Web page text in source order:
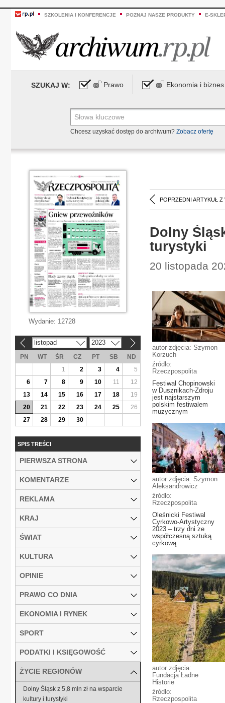
SZKOLENIA I KONFERENCJE POZNAJ NASZE PRODUKTY E-
SZUKAJ W: Prawo Ekonomia i biznes
Chcesz uzyskać dostęp do archiwum? Zobacz ofertę
POPRZEDNI ARTYKUŁ Z
Dolny
turystyki
20 listopada
autor zdjęcia: Szymon
Korzuch
źródło:
Rzeczpospolita
Festiwal Chopinowski
w Dusznikach-Zdroju
jest najstarszym
polskim festiwalem
muzycznym
autor zdjęcia: Szymon
Aleksandrowicz
źródło:
Rzeczpospolita
Oleśnicki Festiwal
Cyrkowo-Artystyczny
2023 – trzy dni ze
współczesną sztuką
cyrkową
autor zdjęcia:
Fundacja Ładne
Historie
źródło:
Rzeczpospolita
Wydanie: 12728
listopad 2023
PN WT ŚR CZ PT SB
ND
1
2 3 4
5
6
7 8 9 10 11
12
13
14 15 16 17 18
19
20
21 22 23 24 25
26
27
28 29 30
SPIS TREŚCI
PIERWSZA STRONA
KOMENTARZE
REKLAMA
KRAJ
ŚWIAT
KULTURA
OPINIE
PRAWO CO DNIA
EKONOMIA I RYNEK
SPORT
PODATKI I KSIĘGOWOŚĆ
ŻYCIE REGIONÓW
Dolny Śląsk z 5,8 mln zł na wsparcie
kultury i turystyki